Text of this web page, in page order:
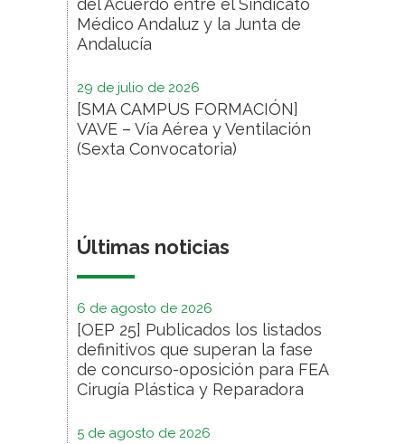
del Acuerdo entre el Sindicato
Médico Andaluz y la Junta de
Andalucía
29 de julio de 2026
[SMA CAMPUS FORMACIÓN]
VAVE – Vía Aérea y Ventilación
(Sexta Convocatoria)
Últimas noticias
6 de agosto de 2026
[OEP 25] Publicados los listados
definitivos que superan la fase
de concurso-oposición para FEA
Cirugía Plástica y Reparadora
5 de agosto de 2026